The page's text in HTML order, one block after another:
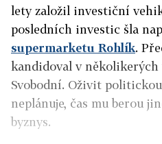
lety založil investiční
posledních investic šla
supermarketu Rohlík.
kandidoval v několikerých
Svobodní. Oživit
neplánuje, čas mu berou
byznys.